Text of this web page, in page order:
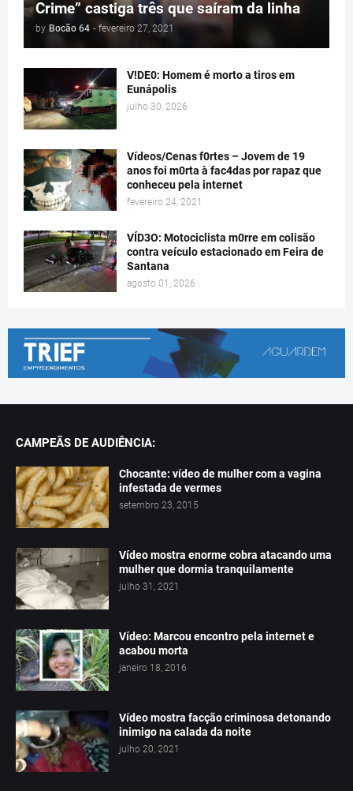
Crime” castiga três que saíram da linha
by Bocão 64 - fevereiro 27, 2021
V!DE0: Homem é morto a tiros em
Eunápolis
julho 30, 2026
Vídeos/Cenas f0rtes – Jovem de 19
anos foi m0rta à fac4das por rapaz que
conheceu pela internet
fevereiro 24, 2021
VÍD3O: Motociclista m0rre em colisão
contra veículo estacionado em Feira de
Santana
agosto 01, 2026
CAMPEÃS DE AUDIÊNCIA:
Chocante: vídeo de mulher com a vagina
infestada de vermes
setembro 23, 2015
Vídeo mostra enorme cobra atacando uma
mulher que dormia tranquilamente
julho 31, 2021
Vídeo: Marcou encontro pela internet e
acabou morta
janeiro 18, 2016
Vídeo mostra facção criminosa detonando
inimigo na calada da noite
julho 20, 2021